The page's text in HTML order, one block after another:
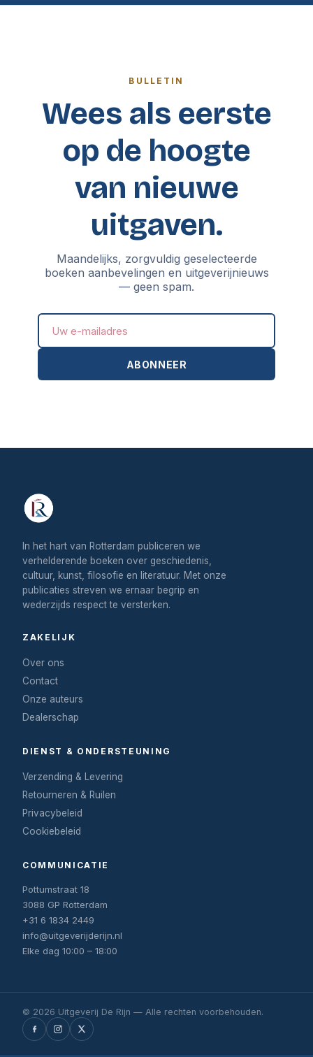
BULLETIN
Wees als eerste
op de hoogte
van nieuwe
uitgaven.
Maandelijks, zorgvuldig geselecteerde
boeken aanbevelingen en uitgeverijnieuws
— geen spam.
ABONNEER
In het hart van Rotterdam publiceren we
verhelderende boeken over geschiedenis,
cultuur, kunst, filosofie en literatuur. Met onze
publicaties streven we ernaar begrip en
wederzijds respect te versterken.
ZAKELIJK
Over ons
Contact
Onze auteurs
Dealerschap
DIENST & ONDERSTEUNING
Verzending & Levering
Retourneren & Ruilen
Privacybeleid
Cookiebeleid
COMMUNICATIE
Pottumstraat 18
3088 GP Rotterdam
+31 6 1834 2449
info@uitgeverijderijn.nl
Elke dag 10:00 – 18:00
© 2026 Uitgeverij De Rijn — Alle rechten voorbehouden.